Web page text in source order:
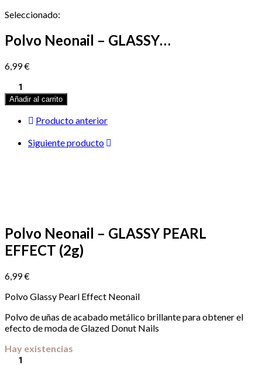
Seleccionado:
Polvo Neonail – GLASSY…
6,99€
Polvo
Neonail
–
GLASSY
EFFECT
Añadir al carrito
Producto anterior
Siguiente producto
Polvo Neonail – GLASSY PEARL
EFFECT (2g)
6,99€
Polvo Glassy Pearl Effect Neonail
Polvo de uñas de acabado metálico brillante para obtener el
efecto de moda de Glazed Donut Nails
Hay existencias
Polvo